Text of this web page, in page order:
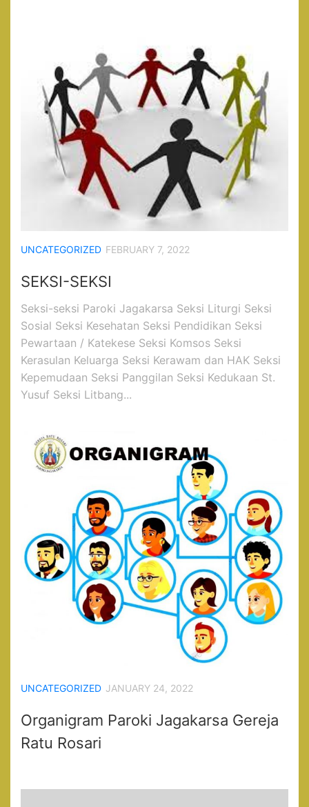
UNCATEGORIZED FEBRUARY 7, 2022
SEKSI-SEKSI
Seksi-seksi Paroki Jagakarsa Seksi Liturgi Seksi
Sosial Seksi Kesehatan Seksi Pendidikan Seksi
Pewartaan / Katekese Seksi Komsos Seksi
Kerasulan Keluarga Seksi Kerawam dan HAK Seksi
Kepemudaan Seksi Panggilan Seksi Kedukaan St.
Yusuf Seksi Litbang...
UNCATEGORIZED JANUARY 24, 2022
Organigram Paroki Jagakarsa Gereja
Ratu Rosari